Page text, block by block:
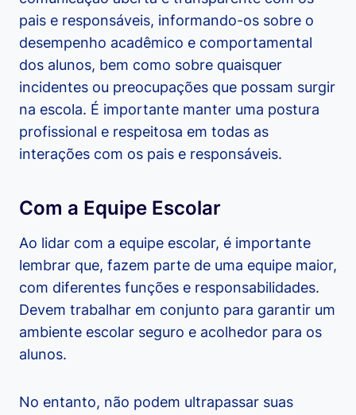
pais e responsáveis, informando-os sobre o
desempenho acadêmico e comportamental
dos alunos, bem como sobre quaisquer
incidentes ou preocupações que possam surgir
na escola. É importante manter uma postura
profissional e respeitosa em todas as
interações com os pais e responsáveis.
Com a Equipe Escolar
Ao lidar com a equipe escolar, é importante
lembrar que, fazem parte de uma equipe maior,
com diferentes funções e responsabilidades.
Devem trabalhar em conjunto para garantir um
ambiente escolar seguro e acolhedor para os
alunos.
No entanto, não podem ultrapassar suas